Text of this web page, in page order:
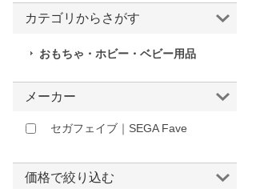
お買いもの履歴
カテゴリからさがす
おもちゃ・ホビー・ベビー用品
メーカー
セガフェイブ｜SEGA Fave
価格で絞り込む